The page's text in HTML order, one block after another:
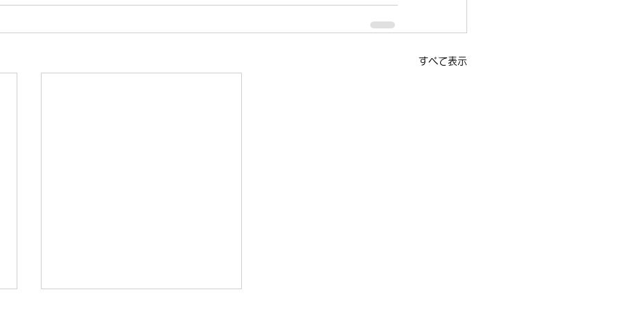
すべて表示